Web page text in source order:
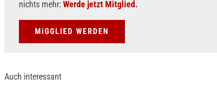
nichts mehr: Werde jetzt Mitglied.
MiGGLIED WERDEN
Auch interessant